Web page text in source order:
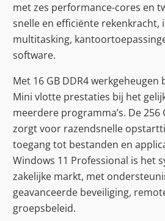
met zes performance-cores en
snelle en efficiënte rekenkracht,
multitasking,
software.
Met 16 GB DDR4 werkgeheugen
Mini vlotte prestaties bij het
meerdere programma’s. De 256
zorgt voor razendsnelle
toegang tot bestanden en
Windows 11 Professional is het
zakelijke markt, met
geavanceerde beveiliging,
groepsbeleid.